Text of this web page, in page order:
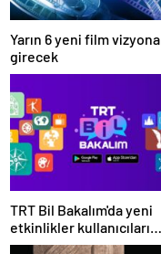
Yarın 6 yeni film vizyona
girecek
TRT Bil Bakalım'da yeni
etkinlikler kullanıcıları
bekliyor